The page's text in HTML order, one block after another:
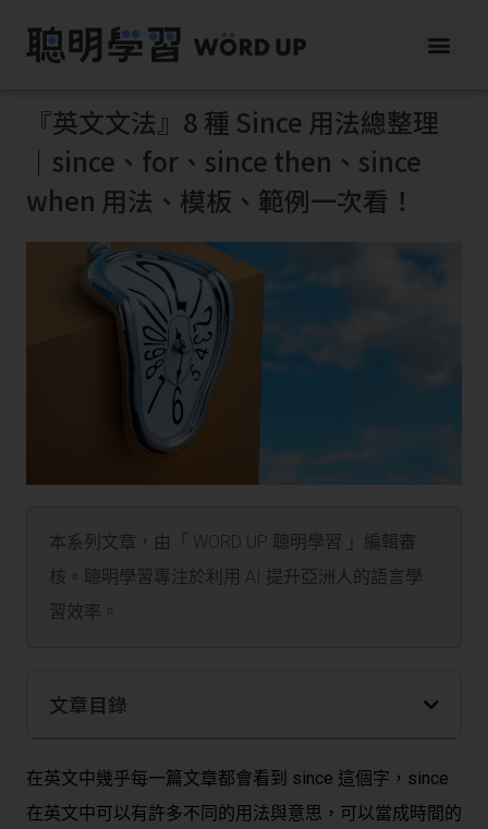
『英文文法』8 種 Since 用法總整理
｜since、for、since then、since
when 用法、模板、範例一次看！
本系列文章，由「 WORD UP 聰明學習 」編輯審
核。聰明學習專注於利用 AI 提升亞洲人的語言學
習效率。
文章目錄
在英文中幾乎每一篇文章都會看到 since 這個字，since
在英文中可以有許多不同的用法與意思，可以當成時間的